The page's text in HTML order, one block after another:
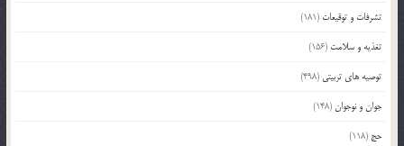
تشرفات و توقیعات (181)
تغذیه و سلامت (156)
توصیه های تربیتی (498)
جوان و نوجوان(148)
حج (118)